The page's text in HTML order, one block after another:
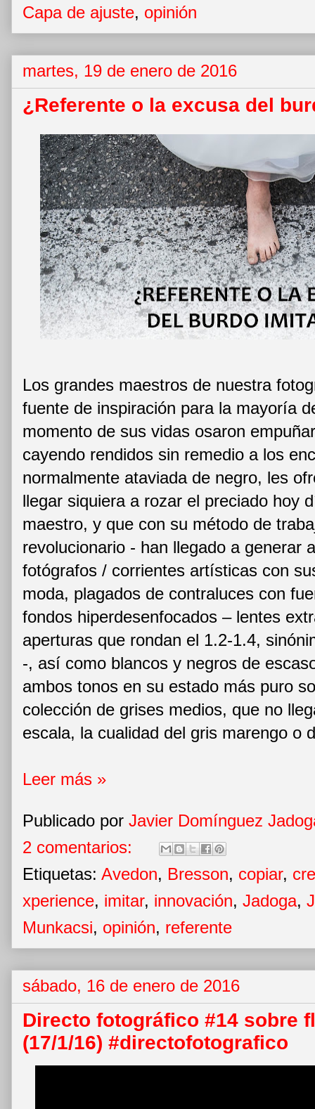
Capa de ajuste, opinión
martes, 19 de enero de 2016
¿Referente o la excusa del
Los grandes maestros de nuestra
fuente de inspiración para la mayoría
momento de sus vidas osaron
cayendo rendidos sin remedio a los
normalmente ataviada de negro, les
llegar siquiera a rozar el preciado hoy
maestro, y que con su método de
revolucionario - han llegado a generar
fotógrafos / corrientes artísticas con
moda, plagados de contraluces con
fondos hiperdesenfocados – lentes
aperturas que rondan el 1.2-1.4,
-, así como blancos y negros de
ambos tonos en su estado más puro
colección de grises medios, que no
escala, la cualidad del gris marengo o
Leer más »
Publicado por Javier Domínguez
2 comentarios:
Etiquetas: Avedon, Bresson, copiar,
xperience, imitar, innovación, Jadoga,
Munkacsi, opinión, referente
sábado, 16 de enero de 2016
Directo fotográfico #14 sobre
(17/1/16) #directofotografico